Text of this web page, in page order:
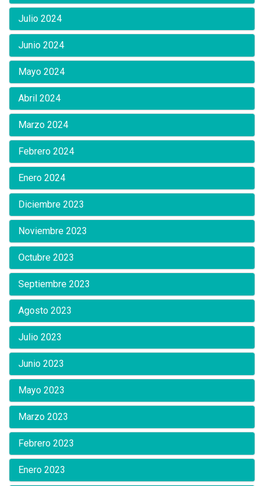
Julio 2024
Junio 2024
Mayo 2024
Abril 2024
Marzo 2024
Febrero 2024
Enero 2024
Diciembre 2023
Noviembre 2023
Octubre 2023
Septiembre 2023
Agosto 2023
Julio 2023
Junio 2023
Mayo 2023
Marzo 2023
Febrero 2023
Enero 2023